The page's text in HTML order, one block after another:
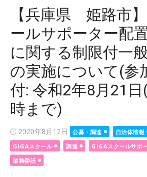
【兵庫県 姫路市
ールサポーター配
に関する制限付一
の実施について(参
付: 令和2年8月21
時まで)
Posted
on
2020年8月12日 公募・調達 自治体情報
GIGAスクール
調達 GIGAスクールサポ
業務委託